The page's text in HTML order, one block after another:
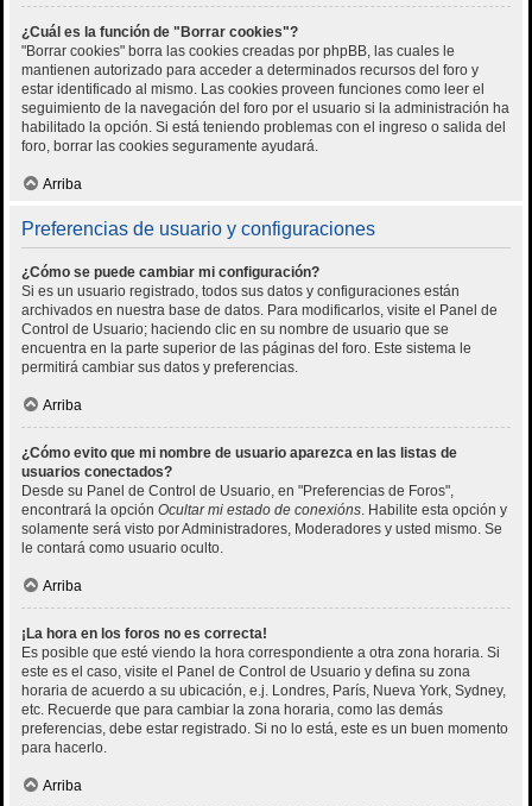
¿Cuál es la función de "Borrar cookies"?
"Borrar cookies" borra las cookies creadas por phpBB, las cuales le
mantienen autorizado para acceder a determinados recursos del foro y
estar identificado al mismo. Las cookies proveen funciones como leer el
seguimiento de la navegación del foro por el usuario si la administración ha
habilitado la opción. Si está teniendo problemas con el ingreso o salida del
foro, borrar las cookies seguramente ayudará.
Arriba
Preferencias de usuario y configuraciones
¿Cómo se puede cambiar mi configuración?
Si es un usuario registrado, todos sus datos y configuraciones están
archivados en nuestra base de datos. Para modificarlos, visite el Panel de
Control de Usuario; haciendo clic en su nombre de usuario que se
encuentra en la parte superior de las páginas del foro. Este sistema le
permitirá cambiar sus datos y preferencias.
Arriba
¿Cómo evito que mi nombre de usuario aparezca en las listas de
usuarios conectados?
Desde su Panel de Control de Usuario, en "Preferencias de Foros",
encontrará la opción Ocultar mi estado de conexións. Habilite esta opción y
solamente será visto por Administradores, Moderadores y usted mismo. Se
le contará como usuario oculto.
Arriba
¡La hora en los foros no es correcta!
Es posible que esté viendo la hora correspondiente a otra zona horaria. Si
este es el caso, visite el Panel de Control de Usuario y defina su zona
horaria de acuerdo a su ubicación, e.j. Londres, París, Nueva York, Sydney,
etc. Recuerde que para cambiar la zona horaria, como las demás
preferencias, debe estar registrado. Si no lo está, este es un buen momento
para hacerlo.
Arriba